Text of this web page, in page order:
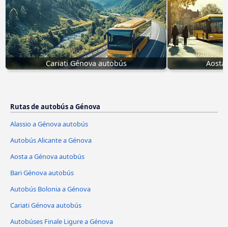
Cariati Génova autobús Aosta
Rutas de autobús a Génova
Alassio a Génova autobús
Autobús Alicante a Génova
Aosta a Génova autobús
Bari Génova autobús
Autobús Bolonia a Génova
Cariati Génova autobús
Autobúses Finale Ligure a Génova